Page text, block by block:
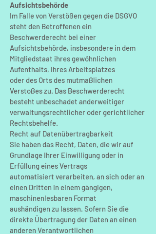
Aufsichtsbehörde
Im Falle von Verstößen gegen die DSGVO
steht den Betroffenen ein
Beschwerderecht bei einer
Aufsichtsbehörde, insbesondere in dem
Mitgliedstaat ihres gewöhnlichen
Aufenthalts, ihres Arbeitsplatzes
oder des Orts des mutmaßlichen
Verstoßes zu. Das Beschwerderecht
besteht unbeschadet anderweitiger
verwaltungsrechtlicher oder gerichtlicher
Rechtsbehelfe.
Recht auf Datenübertragbarkeit
Sie haben das Recht, Daten, die wir auf
Grundlage Ihrer Einwilligung oder in
Erfüllung eines Vertrags
automatisiert verarbeiten, an sich oder an
einen Dritten in einem gängigen,
maschinenlesbaren Format
aushändigen zu lassen. Sofern Sie die
direkte Übertragung der Daten an einen
anderen Verantwortlichen